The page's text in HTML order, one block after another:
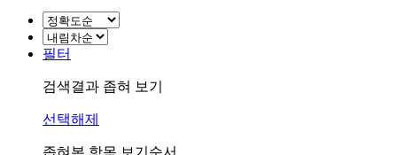
필터
검색결과 좁혀 보기
선택해제
좁혀본 항목 보기순서